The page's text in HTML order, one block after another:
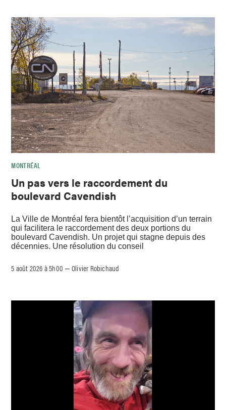
MONTRÉAL
Un pas vers le raccordement du
boulevard Cavendish
La Ville de Montréal fera bientôt l’acquisition d’un terrain
qui facilitera le raccordement des deux portions du
boulevard Cavendish. Un projet qui stagne depuis des
décennies. Une résolution du conseil
5 août 2026 à 5h00 –Olivier Robichaud